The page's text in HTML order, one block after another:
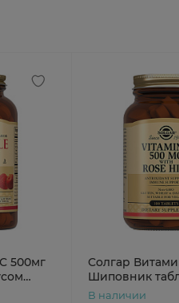
500мг
Солгар
Шиповник
1050мг N100
В наличии